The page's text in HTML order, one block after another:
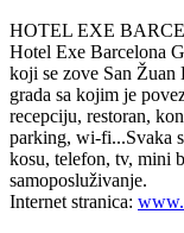
HOTEL EXE
Hotel Exe Barcelona
koji se zove San Žuan
grada sa kojim je
recepciju, restoran,
parking, wi-fi...Svaka
kosu, telefon, tv, mini
samoposluživanje.
Internet stranica: